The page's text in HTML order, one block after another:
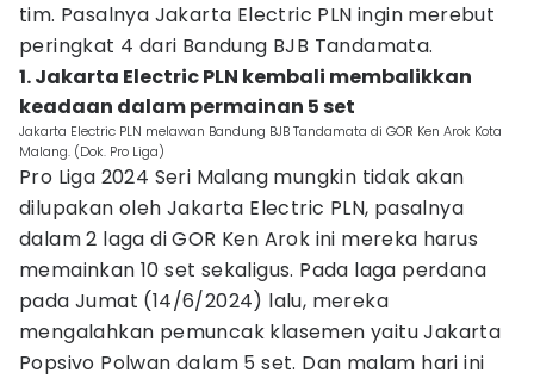
tim. Pasalnya Jakarta Electric PLN ingin merebut
peringkat 4 dari Bandung BJB Tandamata.
1. Jakarta Electric PLN kembali membalikkan
keadaan dalam permainan 5 set
Jakarta Electric PLN melawan Bandung BJB Tandamata di GOR Ken Arok Kota
Malang. (Dok. Pro Liga)
Pro Liga 2024 Seri Malang mungkin tidak akan
dilupakan oleh Jakarta Electric PLN, pasalnya
dalam 2 laga di GOR Ken Arok ini mereka harus
memainkan 10 set sekaligus. Pada laga perdana
pada Jumat (14/6/2024) lalu, mereka
mengalahkan pemuncak klasemen yaitu Jakarta
Popsivo Polwan dalam 5 set. Dan malam hari ini